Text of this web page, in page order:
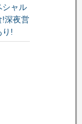
シャル
!深夜営
り!